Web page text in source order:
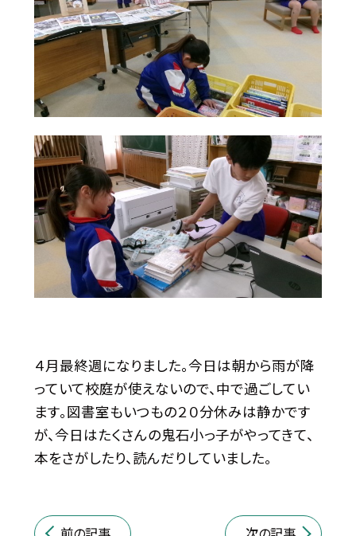
４月最終週になりました。今日は朝から雨が降
っていて校庭が使えないので、中で過ごしてい
ます。図書室もいつもの２０分休みは静かです
が、今日はたくさんの鬼石小っ子がやってきて、
本をさがしたり、読んだりしていました。